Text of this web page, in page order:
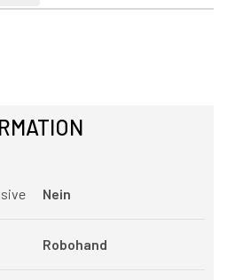
Nein
Robohand